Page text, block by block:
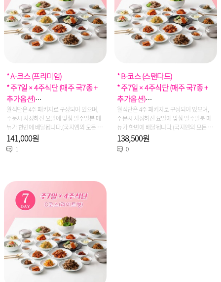
* A-코스 (프리미엄)
* 주7일 × 4주식단 (매주 국7종 +
추가옵션)
* 용 량 : 2인~3인 선택주문
월식단은 4주 패키지로 구성되어 있으며,
주문시 지정하신 요일에 맞춰 일주일분 메
뉴가 한번에 배달됩니다.(국지엠의 모든 제
품은 신선냉장식이며, 당일생산/당일출고
를 원칙으로 합니다)
141,000원
1
* B-코스 (스탠다드)
* 주7일 × 4주식단 (매주 국7종 +
추가옵션)
* 용 량 : 2인~3인 선택주문
월식단은 4주 패키지로 구성되어 있으며,
주문시 지정하신 요일에 맞춰 일주일분 메
뉴가 한번에 배달됩니다.(국지엠의 모든 제
품은 신선냉장식이며, 당일생산/당일출고
를 원칙으로 합니다)
138,500원
0